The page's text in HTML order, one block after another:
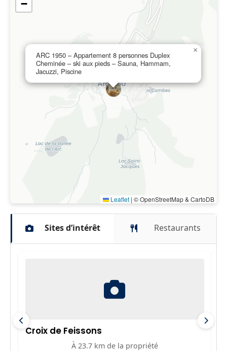
ARC 1950 – Appartement 8 personnes Duplex
Cheminée – ski aux pieds – Sauna, Hammam,
Jacuzzi, Piscine
×
−
Leaflet | © OpenStreetMap & CartoDB
Sites d’intérêt Restaurants
Croix de Feissons
À 23.7 km de la propriété